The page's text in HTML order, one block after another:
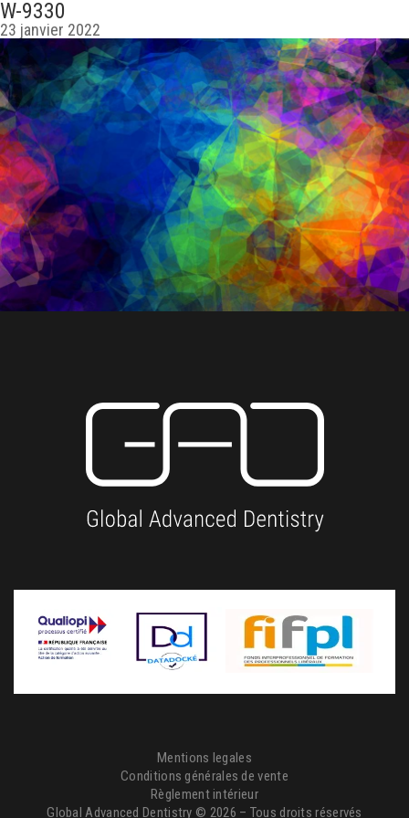
W-9330
23 janvier 2022
Mentions legales
Conditions générales de vente
Règlement intérieur
Global Advanced Dentistry © 2026 – Tous droits réservés